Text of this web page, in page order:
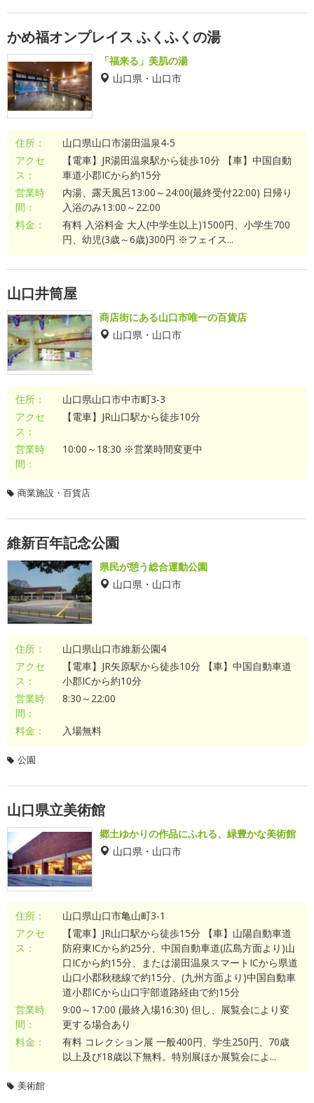
かめ福オンプレイス ふくふくの湯
「福来る」美肌の湯
山口県・山口市
住所：
山口県山口市湯田温泉4-5
アクセ
ス：
【電車】JR湯田温泉駅から徒歩10分 【車】中国自動
車道小郡ICから約15分
営業時
間：
内湯、露天風呂13:00～24:00(最終受付22:00) 日帰り
入浴のみ13:00～22:00
料金：
有料 入浴料金 大人(中学生以上)1500円、小学生700
円、幼児(3歳～6歳)300円 ※フェイス...
山口井筒屋
商店街にある山口市唯一の百貨店
山口県・山口市
住所：
山口県山口市中市町3-3
アクセ
ス：
【電車】JR山口駅から徒歩10分
営業時
間：
10:00～18:30 ※営業時間変更中
商業施設・百貨店
維新百年記念公園
県民が憩う総合運動公園
山口県・山口市
住所：
山口県山口市維新公園4
アクセ
ス：
【電車】JR矢原駅から徒歩10分 【車】中国自動車道
小郡ICから約10分
営業時
間：
8:30～22:00
料金： 入場無料
公園
山口県立美術館
郷土ゆかりの作品にふれる、緑豊かな美術館
山口県・山口市
住所：
山口県山口市亀山町3-1
アクセ
ス：
【電車】JR山口駅から徒歩15分 【車】山陽自動車道
防府東ICから約25分、中国自動車道(広島方面より)山
口ICから約15分、または湯田温泉スマートICから県道
山口小郡秋穂線で約15分、(九州方面より)中国自動車
道小郡ICから山口宇部道路経由で約15分
営業時
間：
9:00～17:00 (最終入場16:30) 但し、展覧会により変
更する場合あり
料金：
有料 コレクション展 一般400円、学生250円、70歳
以上及び18歳以下無料。特別展ほか展覧会によ...
美術館